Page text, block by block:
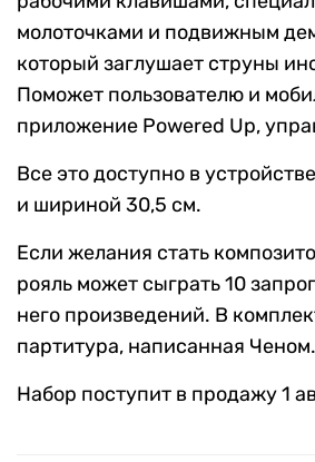
молоточками и подвижным
который заглушает струны
Поможет пользователю и
приложение Powered Up,
Все это доступно в
и шириной 30,5 см.
Если желания стать
рояль может сыграть 10
него произведений. В
партитура, написанная Ченом.
Набор поступит в продажу 1